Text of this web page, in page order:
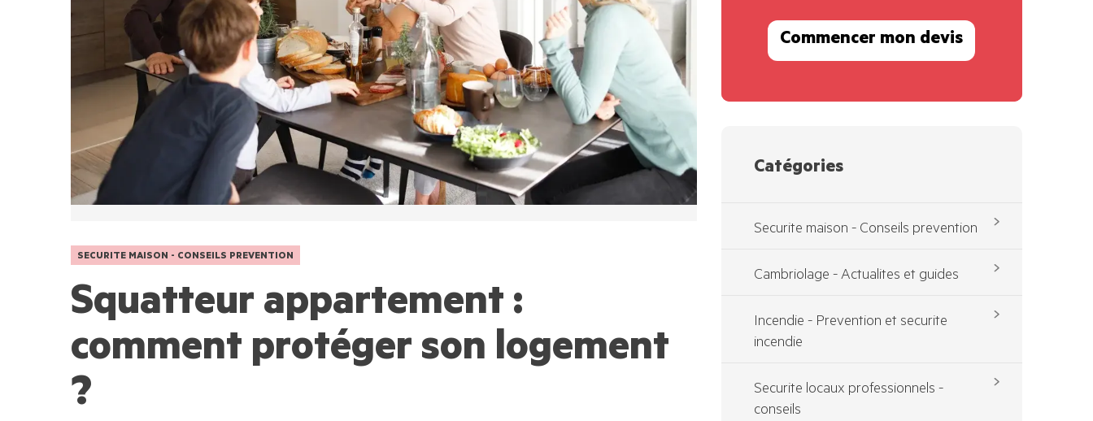
SECURITE MAISON - CONSEILS PREVENTION
Squatteur appartement :
comment protéger son logement
?
Commencer mon devis
Catégories
Securite maison - Conseils prevention
Cambriolage - Actualites et guides
Incendie - Prevention et securite
incendie
Securite locaux professionnels -
conseils